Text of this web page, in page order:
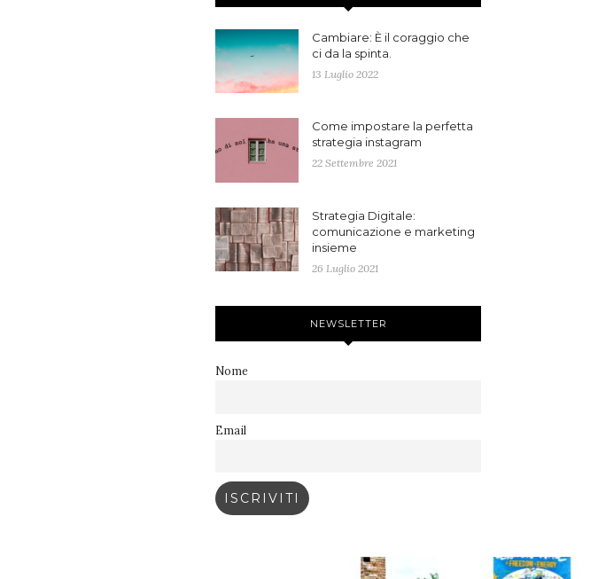
Cambiare: È il coraggio che
ci da la spinta.
13 Luglio 2022
Come impostare la perfetta
strategia instagram
22 Settembre 2021
Strategia Digitale:
comunicazione e marketing
insieme
26 Luglio 2021
NEWSLETTER
Nome
Email